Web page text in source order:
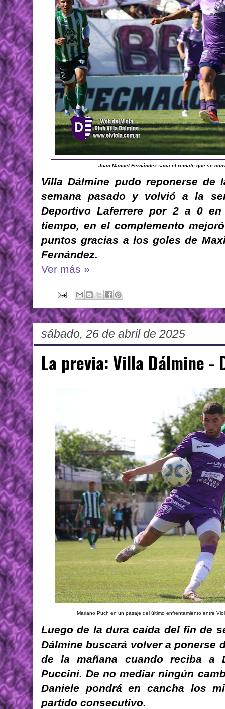
Juan Manuel Fernández saca el remate que se
Villa Dálmine pudo reponerse
semana pasado y volvió a la
Deportivo Laferrere por 2 a 0
tiempo, en el complemento
puntos gracias a los goles de
Fernández.
Ver más »
sábado, 26 de abril de 2025
La previa: Villa Dálmine -
Mariano Puch en un pasaje del último enfrentamiento entre
Luego de la dura caída del fin de
Dálmine buscará volver a ponerse
de la mañana cuando reciba a
Puccini. De no mediar ningún
Daniele pondrá en cancha los
partido consecutivo.